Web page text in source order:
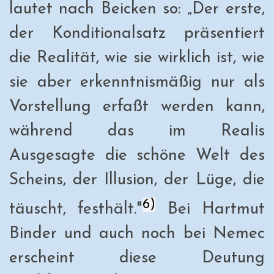
lautet nach Beicken so: „Der erste,
der Konditionalsatz präsentiert
die Realität, wie sie wirklich ist, wie
sie aber erkenntnismäßig nur als
Vorstellung erfaßt werden kann,
während das im Realis
Ausgesagte die schöne Welt des
Scheins, der Illusion, der Lüge, die
täuscht, festhält."6)
Bei Hartmut
Binder und auch noch bei Nemec
erscheint diese Deutung